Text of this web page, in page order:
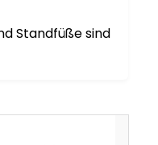
Standfüße sind